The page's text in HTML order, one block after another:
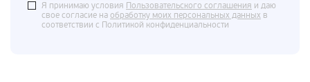
Я принимаю условия Пользовательского соглашения и даю
свое согласие на обработку моих персональных данных в
соответствии с Политикой конфиденциальности